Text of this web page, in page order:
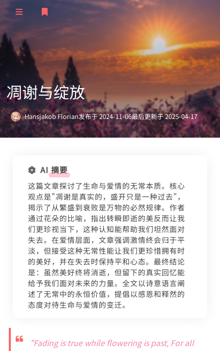
首页
归档
文章
极客
随想
清单
订阅
TS语音
STATUS
留言
友人
验证
登录
凋谢与绽放
Hansjakob Florian发布于 2024-11-06最后更新于 2025-04-17
3,539 次阅读
AI 摘要
这篇文章探讨了生命与爱情的无常本质。核心
观点是"凋谢是真实的，盛开只是一种过去"，
揭示了从繁盛到衰败是万物的必然规律。作者
通过花朵的比喻，指出转瞬即逝的美反而让我
们更珍视当下，这种认知能帮助我们坦然面对
失去。在爱情层面，文章强调激情终会归于平
淡，但接受这种无常性能让我们更珍惜拥有时
的美好，并在失去时保持平和心态。最终结论
是：虽然美好终将消逝，但留下的真实回忆能
给予我们面对未来的力量。全文以诗意语言阐
述了无常中的永恒价值，提倡以感恩和释然的
态度对待生命与爱情的变迁。
“Fading is true while flowering is past, For all